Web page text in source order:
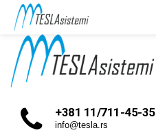
+381 11/711-45-35
info@tesla.rs